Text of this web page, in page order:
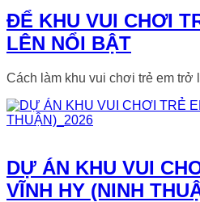
ĐỂ KHU VUI CHƠI
LÊN NỔI BẬT
Cách làm khu vui chơi trẻ em trở
DỰ ÁN KHU VUI
VĨNH HY (NINH